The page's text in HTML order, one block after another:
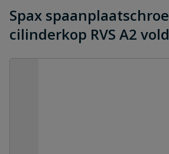
Spax
cilinderkop RVS A2